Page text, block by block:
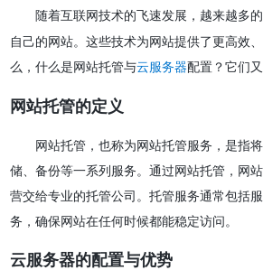
随着互联网技术的飞速发展，越来越多
自己的网站。这些技术为网站提供了更高效
么，什么是网站托管与云服务器配置？它们
网站托管的定义
网站托管，也称为网站托管服务，是指
储、备份等一系列服务。通过网站托管，网
营交给专业的托管公司。托管服务通常包括
务，确保网站在任何时候都能稳定访问。
云服务器的配置与优势